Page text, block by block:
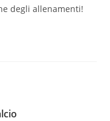
degli allenamenti!